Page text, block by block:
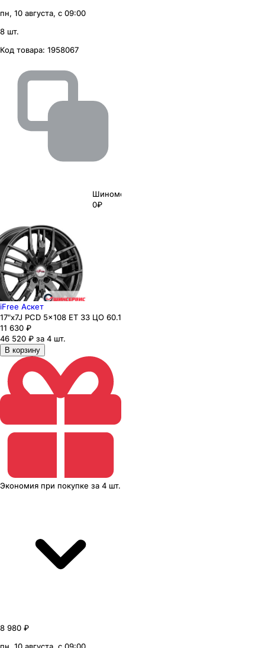
пн, 10 августа, с 09:00
8 шт.
Код товара: 1958067
Шиномонтаж
0₽
iFree Аскет
17"x7J PCD 5x108 ЕТ 33 ЦО 60.1
11 630 ₽
46 520 ₽ за 4 шт.
В корзину
Экономия при покупке за 4 шт.
8 980 ₽